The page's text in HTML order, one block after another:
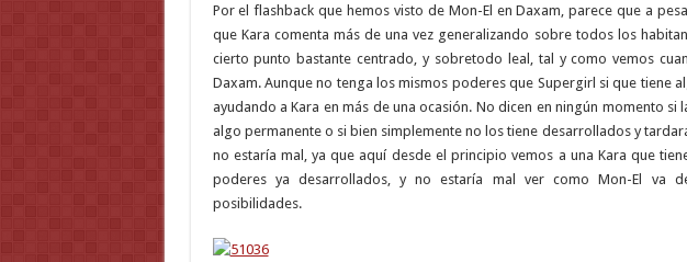
Por el flashback que hemos visto de Mon-El en Daxam, parece que a
que Kara comenta más de una vez generalizando sobre todos los
cierto punto bastante centrado, y sobretodo leal, tal y como vemos
Daxam. Aunque no tenga los mismos poderes que Supergirl si que tiene
ayudando a Kara en más de una ocasión. No dicen en ningún momento si
algo permanente o si bien simplemente no los tiene desarrollados y
no estaría mal, ya que aquí desde el principio vemos a una Kara que
poderes ya desarrollados, y no estaría mal ver como Mon-El va
posibilidades.